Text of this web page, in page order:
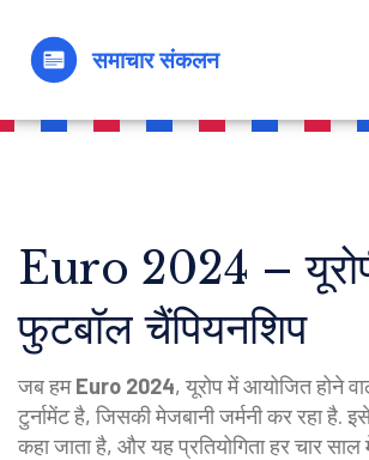
Euro 2024 –
फुटबॉल चैंपियनशिप
जब हमEuro 2024,यूरोप में आयोजित होने
टुर्नामेंट है, जिसकी मेजबानी जर्मनी कर रहा है.
कहा जाता है, और यह प्रतियोगिता हर चार